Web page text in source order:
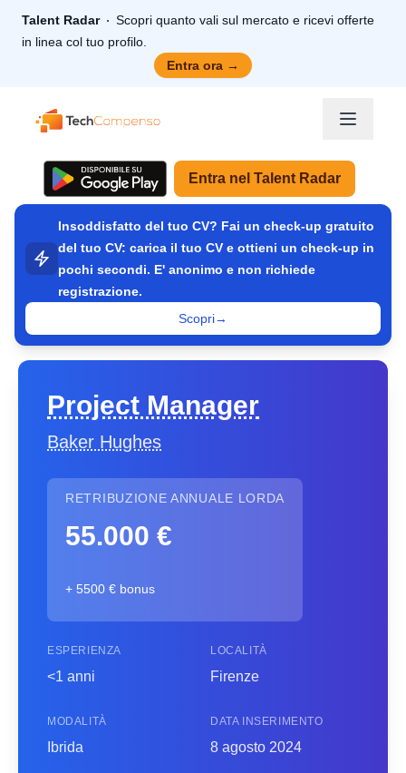
Talent Radar
Scopri quanto vali sul mercato e ricevi offerte
in linea col tuo profilo.
Entra ora →
TechCompenso
Entra nel Talent Radar
Insoddisfatto del tuo CV? Fai un check-up gratuito
del tuo CV: carica il tuo CV e ottieni un check-up in
pochi secondi. E' anonimo e non richiede
registrazione.
Scopri→
Project Manager
Baker Hughes
RETRIBUZIONE ANNUALE LORDA
55.000 €
+ 5500 € bonus
ESPERIENZA
<1 anni
LOCALITÀ
Firenze
MODALITÀ
Ibrida
DATA INSERIMENTO
8 agosto 2024